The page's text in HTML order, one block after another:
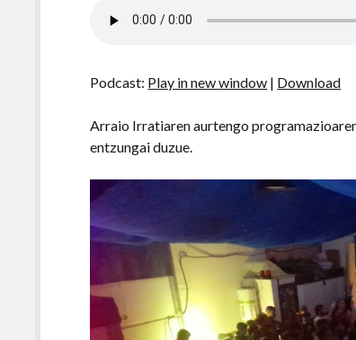
Podcast: Play in new window | Download
Arraio Irratiaren aurtengo
entzungai duzue.